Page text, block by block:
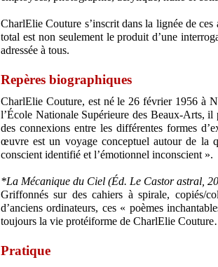
CharlElie Couture s’inscrit dans la lignée de
total est non seulement le produit d’une
adressée à tous.
Repères biographiques
CharlElie Couture, est né le 26 février 1956 à
l’École Nationale Supérieure des Beaux-Arts,
des connexions entre les différentes formes
œuvre est un voyage conceptuel autour de la
conscient identifié et l’émotionnel inconscient ».
*La Mécanique du Ciel (Éd. Le Castor astral,
Griffonnés sur des cahiers à spirale, copiés/
d’anciens ordinateurs, ces « poèmes
toujours la vie protéiforme de CharlElie
Pratique